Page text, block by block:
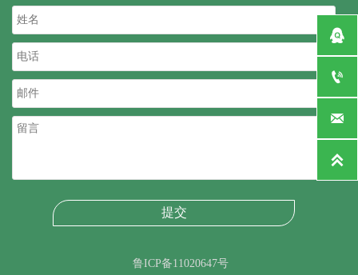
提交
鲁ICP备11020647号



